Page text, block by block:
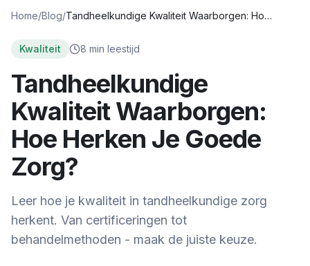
Home/Blog/ Tandheelkundige Kwaliteit Waarborgen: Hoe Herken Je Goede Zorg?
Kwaliteit 8 min leestijd
Tandheelkundige
Kwaliteit Waarborgen:
Hoe Herken Je Goede
Zorg?
Leer hoe je kwaliteit in tandheelkundige zorg
herkent. Van certificeringen tot
behandelmethoden - maak de juiste keuze.